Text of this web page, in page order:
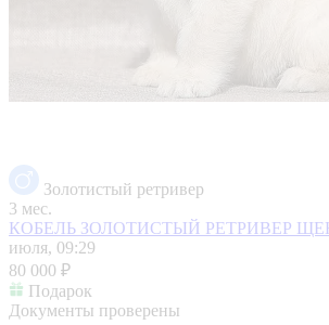
Золотистый ретривер
3 мес.
КОБЕЛЬ ЗОЛОТИСТЫЙ РЕТРИВЕР
июля, 09:29
80 000 ₽
Подарок
Документы проверены